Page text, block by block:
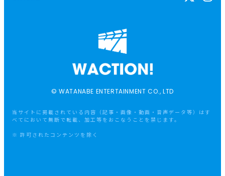
© WATANABE ENTERTAINMENT CO., LTD
当サイトに掲載されている内容（記事・画像・動画・音声データ等）はす
べてにおいて無断で転載、加工等をおこなうことを禁じます。
※ 許可されたコンテンツを除く